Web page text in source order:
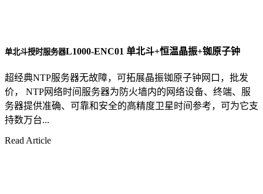
单北斗授时服务器L1000-ENC01 单北斗+恒温晶振+铷原子钟
超经典NTP服务器无故障，可拓展晶振铷原子钟网口，批发
价， NTP网络时间服务器为防火墙内的网络设备、终端、服
务器提供准确、可靠和安全的高精度卫星时间参考，可为它支
持数万台...
Read Article